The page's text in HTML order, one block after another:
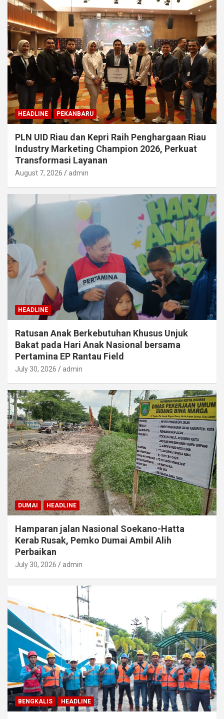
HEADLINE PEKANBARU
PLN UID Riau dan Kepri Raih Penghargaan Riau
Industry Marketing Champion 2026, Perkuat
Transformasi Layanan
August 7, 2026 admin
HEADLINE
Ratusan Anak Berkebutuhan Khusus Unjuk
Bakat pada Hari Anak Nasional bersama
Pertamina EP Rantau Field
July 30, 2026 admin
DUMAI HEADLINE
Hamparan jalan Nasional Soekano-Hatta
Kerab Rusak, Pemko Dumai Ambil Alih
Perbaikan
July 30, 2026 admin
BENGKALIS HEADLINE